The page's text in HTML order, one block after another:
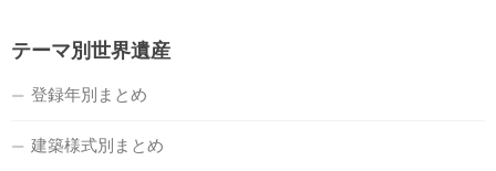
テーマ別世界遺産
登録年別まとめ
建築様式別まとめ